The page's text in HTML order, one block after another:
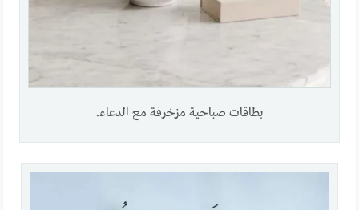
بطاقات صباحية مزخرفة مع الدعاء.